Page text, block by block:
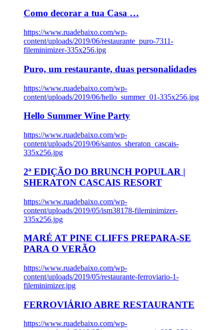
Como decorar a tua Casa …
https://www.ruadebaixo.com/wp-
content/uploads/2019/06/restaurante_puro-7311-
fileminimizer-335x256.jpg
Puro, um restaurante, duas personalidades
https://www.ruadebaixo.com/wp-
content/uploads/2019/06/hello_summer_01-335x256.jpg
Hello Summer Wine Party
https://www.ruadebaixo.com/wp-
content/uploads/2019/06/santos_sheraton_cascais-
335x256.jpg
2ª EDIÇÃO DO BRUNCH POPULAR |
SHERATON CASCAIS RESORT
https://www.ruadebaixo.com/wp-
content/uploads/2019/05/ism38178-fileminimizer-
335x256.jpg
MARÉ AT PINE CLIFFS PREPARA-SE
PARA O VERÃO
https://www.ruadebaixo.com/wp-
content/uploads/2019/05/restaurante-ferroviario-1-
fileminimizer.jpg
FERROVIÁRIO ABRE RESTAURANTE
https://www.ruadebaixo.com/wp-